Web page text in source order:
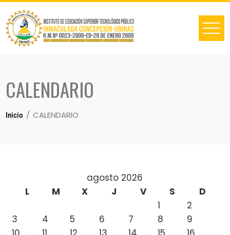
CALENDARIO
Inicio CALENDARIO
agosto 2026
L
M X J V S
D
1
2
3
4 5 6 7 8
9